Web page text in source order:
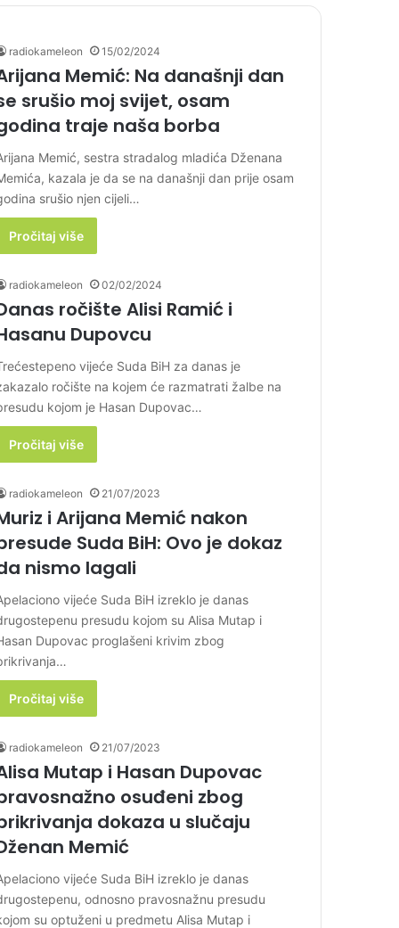
radiokameleon 15/02/2024
Memić: Na današnji dan
srušio moj svijet, osam
traje naša borba
Memić, sestra stradalog mladića Dženana
kazala je da se na današnji dan prije osam
srušio njen cijeli…
Pročitaj više
radiokameleon 02/02/2024
ročište Alisi Ramić i
Dupovcu
vijeće Suda BiH za danas je
ročište na kojem će razmatrati žalbe na
kojom je Hasan Dupovac…
Pročitaj više
radiokameleon 21/07/2023
i Arijana Memić nakon
Suda BiH: Ovo je dokaz
nismo lagali
vijeće Suda BiH izreklo je danas
presudu kojom su Alisa Mutap i
Dupovac proglašeni krivim zbog
Pročitaj više
radiokameleon 21/07/2023
Mutap i Hasan Dupovac
osuđeni zbog
dokaza u slučaju
Memić
vijeće Suda BiH izreklo je danas
odnosno pravosnažnu presudu
su optuženi u predmetu Alisa Mutap i